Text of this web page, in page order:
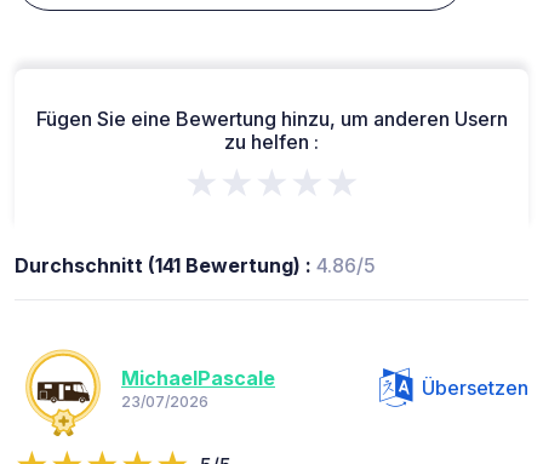
Fügen Sie eine Bewertung hinzu, um anderen Usern
zu helfen :
★★★★★
Durchschnitt (141 Bewertung) : 4.86/5
MichaelPascale
23/07/2026
Übersetzen